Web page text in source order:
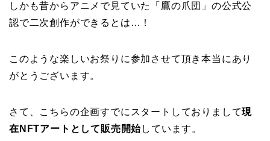
しかも昔からアニメで見ていた「鷹の爪団」の公式公
認で二次創作ができるとは…！
このような楽しいお祭りに参加させて頂き本当にあり
がとうございます。
さて、こちらの企画すでにスタートしておりまして現
在NFTアートとして販売開始しています。